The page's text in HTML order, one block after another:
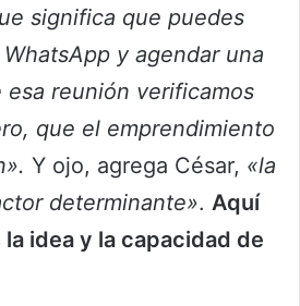
significa que puedes
y agendar una
reunión verificamos
que el emprendimiento
Y ojo, agrega César, «la
determinante». Aquí
idea y la capacidad de